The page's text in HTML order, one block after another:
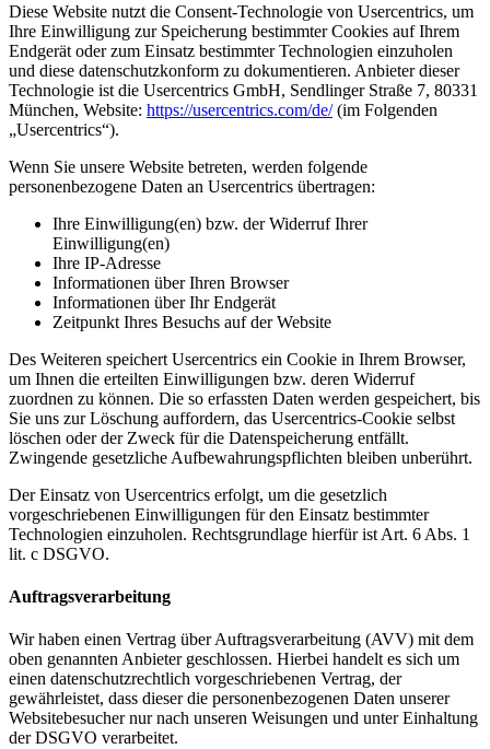
Diese Website nutzt die Consent-Technologie von Usercentrics, um
Ihre Einwilligung zur Speicherung bestimmter Cookies auf Ihrem
Endgerät oder zum Einsatz bestimmter Technologien einzuholen
und diese datenschutzkonform zu dokumentieren. Anbieter dieser
Technologie ist die Usercentrics GmbH, Sendlinger Straße 7, 80331
München, Website: https://usercentrics.com/de/(im Folgenden
„Usercentrics“).
Wenn Sie unsere Website betreten, werden folgende
personenbezogene Daten an Usercentrics übertragen:
Ihre Einwilligung(en) bzw. der Widerruf Ihrer
Einwilligung(en)
Ihre IP-Adresse
Informationen über Ihren Browser
Informationen über Ihr Endgerät
Zeitpunkt Ihres Besuchs auf der Website
Des Weiteren speichert Usercentrics ein Cookie in Ihrem Browser,
um Ihnen die erteilten Einwilligungen bzw. deren Widerruf
zuordnen zu können. Die so erfassten Daten werden gespeichert, bis
Sie uns zur Löschung auffordern, das Usercentrics-Cookie selbst
löschen oder der Zweck für die Datenspeicherung entfällt.
Zwingende gesetzliche Aufbewahrungspflichten bleiben unberührt.
Der Einsatz von Usercentrics erfolgt, um die gesetzlich
vorgeschriebenen Einwilligungen für den Einsatz bestimmter
Technologien einzuholen. Rechtsgrundlage hierfür ist Art. 6 Abs. 1
lit. c DSGVO.
Auftragsverarbeitung
Wir haben einen Vertrag über Auftragsverarbeitung (AVV) mit dem
oben genannten Anbieter geschlossen. Hierbei handelt es sich um
einen datenschutzrechtlich vorgeschriebenen Vertrag, der
gewährleistet, dass dieser die personenbezogenen Daten unserer
Websitebesucher nur nach unseren Weisungen und unter Einhaltung
der DSGVO verarbeitet.